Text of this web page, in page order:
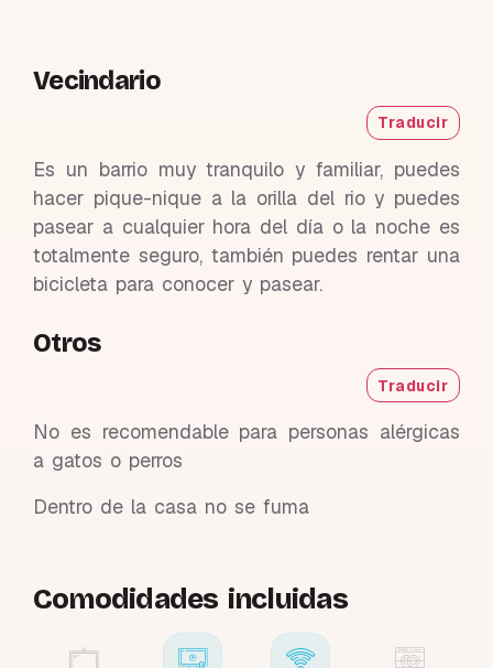
Vecindario
Traducir
Es un barrio muy tranquilo y familiar, puedes
hacer pique-nique a la orilla del rio y puedes
pasear a cualquier hora del día o la noche es
totalmente seguro, también puedes rentar una
bicicleta para conocer y pasear.
Otros
Traducir
No es recomendable para personas alérgicas
a gatos o perros
Dentro de la casa no se fuma
Comodidades incluidas